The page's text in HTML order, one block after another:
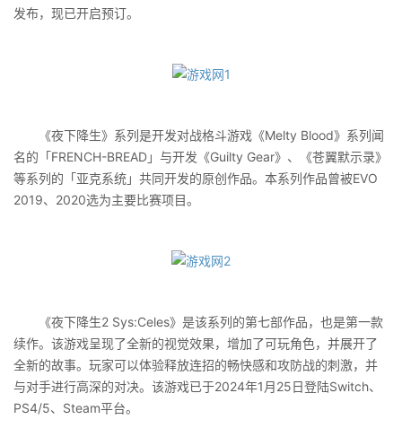
发布，现已开启预订。
《夜下降生》系列是开发对战格斗游戏《Melty Blood》系列闻
名的「FRENCH-BREAD」与开发《Guilty Gear》、《苍翼默示录》
等系列的「亚克系统」共同开发的原创作品。本系列作品曾被EVO
2019、2020选为主要比赛项目。
《夜下降生2 Sys:Celes》是该系列的第七部作品，也是第一款
续作。该游戏呈现了全新的视觉效果，增加了可玩角色，并展开了
全新的故事。玩家可以体验释放连招的畅快感和攻防战的刺激，并
与对手进行高深的对决。该游戏已于2024年1月25日登陆Switch、
PS4/5、Steam平台。